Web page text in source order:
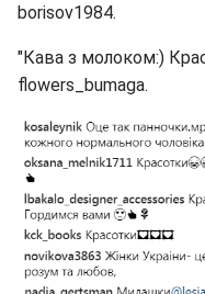
borisov1984.
"Кава з молоком:)
flowers_bumaga.